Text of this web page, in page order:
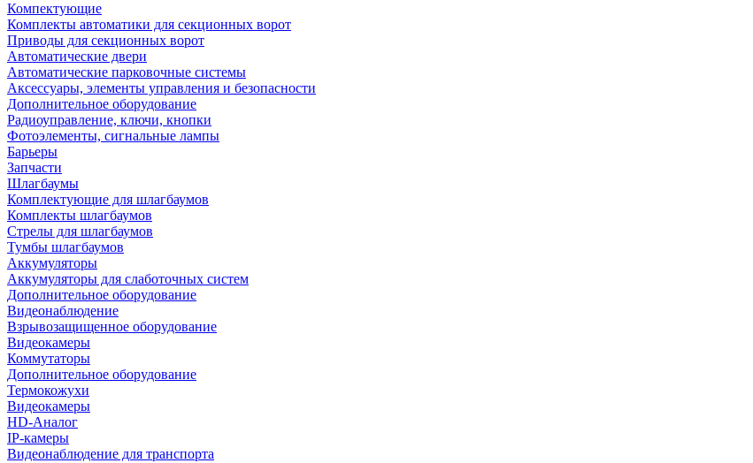
Компектующие
Комплекты автоматики для секционных ворот
Приводы для секционных ворот
Автоматические двери
Автоматические парковочные системы
Аксессуары, элементы управления и безопасности
Дополнительное оборудование
Радиоуправление, ключи, кнопки
Фотоэлементы, сигнальные лампы
Барьеры
Запчасти
Шлагбаумы
Комплектующие для шлагбаумов
Комплекты шлагбаумов
Стрелы для шлагбаумов
Тумбы шлагбаумов
Аккумуляторы
Аккумуляторы для слаботочных систем
Дополнительное оборудование
Видеонаблюдение
Взрывозащищенное оборудование
Видеокамеры
Коммутаторы
Дополнительное оборудование
Термокожухи
Видеокамеры
HD-Аналог
IP-камеры
Видеонаблюдение для транспорта